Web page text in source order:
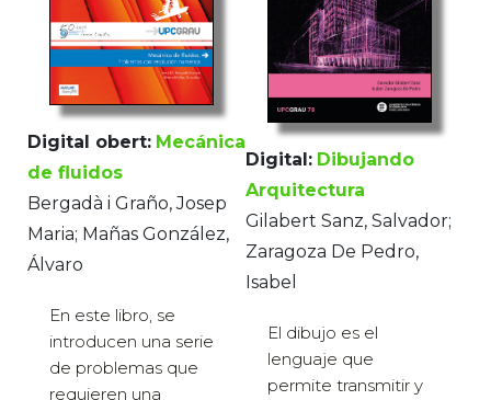
Digital obert: Mecánica
de fluidos
Bergadà i Graño, Josep
Maria; Mañas González,
Álvaro
En este libro, se
introducen una serie
de problemas que
requieren una
Digital: Dibujando
Arquitectura
Gilabert Sanz, Salvador;
Zaragoza De Pedro,
Isabel
El dibujo es el
lenguaje que
permite transmitir y